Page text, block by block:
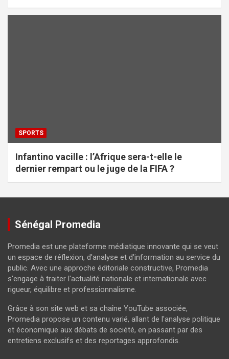
SPORTS
Infantino vacille : l’Afrique sera-t-elle le
dernier rempart ou le juge de la FIFA ?
Sénégal Promedia
Promedia est une plateforme médiatique innovante qui se veut
un espace de réflexion, d'analyse et d'information au service du
public. Avec une approche éditoriale constructive, Promedia
s'engage à traiter l'actualité nationale et internationale avec
rigueur, équilibre et professionnalisme.
Grâce à son site web et sa chaîne YouTube associée,
Promedia propose un contenu varié, allant de l'analyse politique
et économique aux débats de société, en passant par des
entretiens exclusifs et des reportages approfondis.